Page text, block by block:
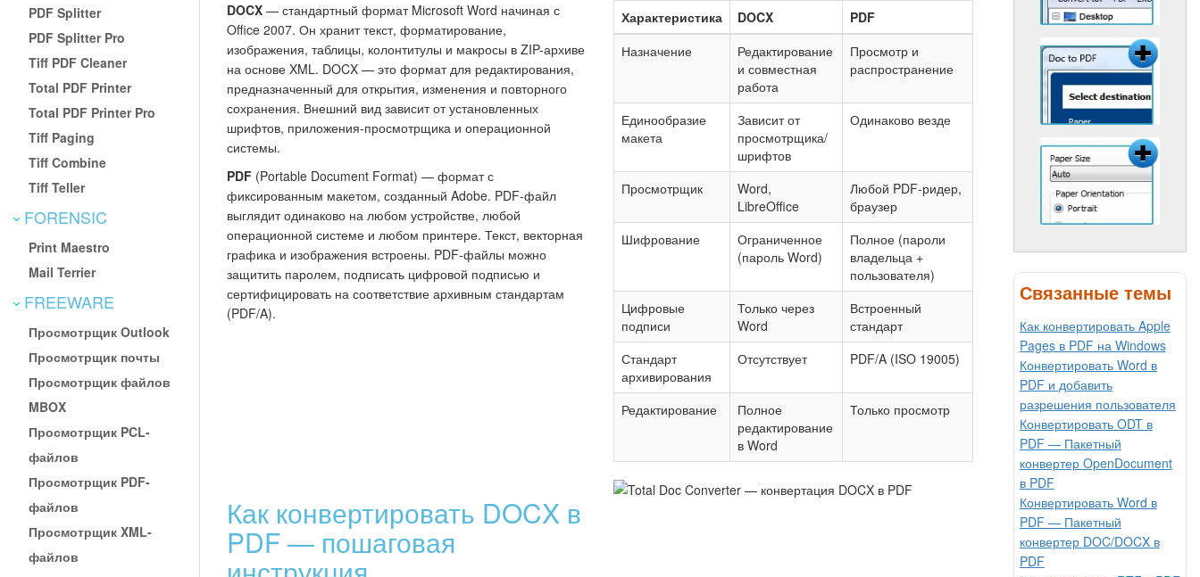
PDF Splitter
PDF Splitter Pro
Tiff PDF Cleaner
Total PDF Printer
Total PDF Printer Pro
Tiff Paging
Tiff Combine
Tiff Teller
FORENSIC
Print Maestro
Mail Terrier
FREEWARE
Просмотрщик Outlook
Просмотрщик почты
Просмотрщик файлов
MBOX
Просмотрщик PCL-
файлов
Просмотрщик PDF-
файлов
Просмотрщик XML-
файлов
DOCX — стандартный формат Microsoft Word начиная с
Office 2007. Он хранит текст, форматирование,
изображения, таблицы, колонтитулы и макросы в ZIP-архиве
на основе XML. DOCX — это формат для редактирования,
предназначенный для открытия, изменения и повторного
сохранения. Внешний вид зависит от установленных
шрифтов, приложения-просмотрщика и операционной
системы.
PDF (Portable Document Format) — формат с
фиксированным макетом, созданный Adobe. PDF-файл
выглядит одинаково на любом устройстве, любой
операционной системе и любом принтере. Текст, векторная
графика и изображения встроены. PDF-файлы можно
защитить паролем, подписать цифровой подписью и
сертифицировать на соответствие архивным стандартам
(PDF/A).
Характеристика DOCX
PDF
Назначение
Редактирование
и совместная
работа
Просмотр и
распространение
Единообразие
макета
Зависит от
просмотрщика/
шрифтов
Одинаково везде
Просмотрщик
Word,
LibreOffice
Любой PDF-ридер,
браузер
Шифрование
Ограниченное
(пароль Word)
Полное (пароли
владельца +
пользователя)
Цифровые
подписи
Только через
Word
Встроенный
стандарт
Стандарт
архивирования
Отсутствует PDF/A (ISO 19005)
Редактирование
Полное
редактирование
в Word
Только просмотр
Как конвертировать DOCX в
PDF — пошаговая
Связанные темы
Как конвертировать Apple
Pages в PDF на Windows
Конвертировать Word в
PDF и добавить
разрешения пользователя
Конвертировать ODT в
PDF — Пакетный
конвертер OpenDocument
в PDF
Конвертировать Word в
PDF — Пакетный
конвертер DOC/DOCX в
PDF